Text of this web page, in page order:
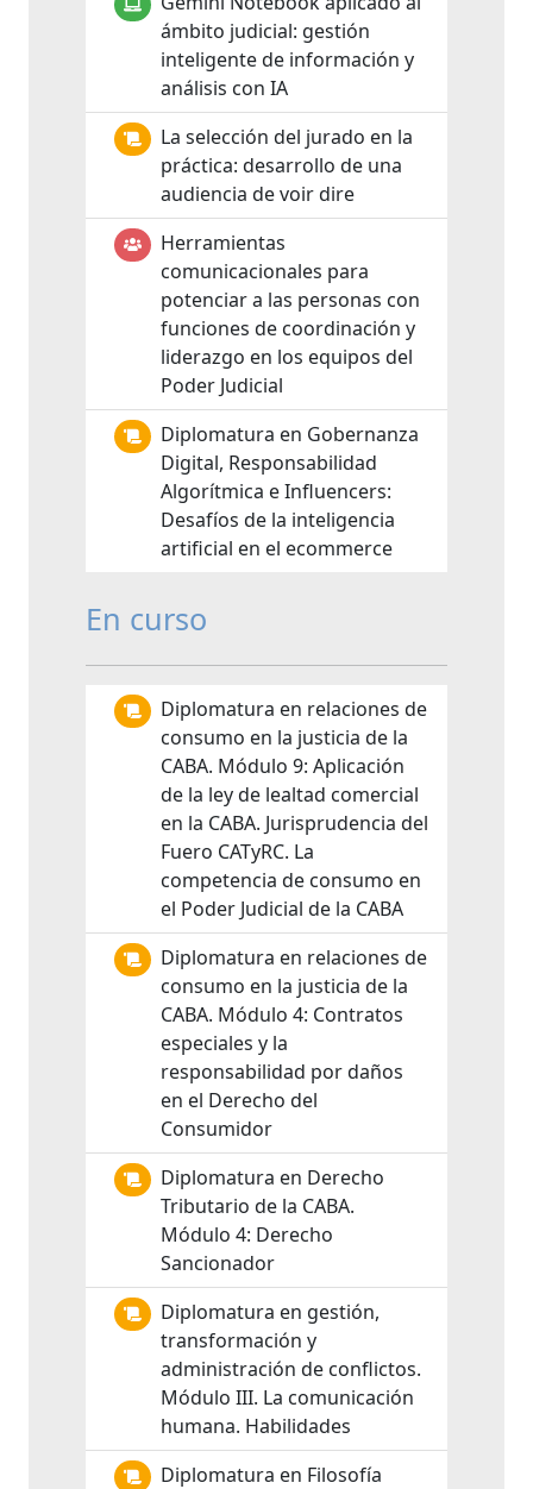
ámbito judicial: gestión
inteligente de información y
análisis con IA
La selección del jurado en la
práctica: desarrollo de una
audiencia de voir dire
Herramientas
comunicacionales para
potenciar a las personas con
funciones de coordinación y
liderazgo en los equipos del
Poder Judicial
Diplomatura en Gobernanza
Digital, Responsabilidad
Algorítmica e Influencers:
Desafíos de la inteligencia
artificial en el ecommerce
En curso
Diplomatura en relaciones de
consumo en la justicia de la
CABA. Módulo 9: Aplicación
de la ley de lealtad comercial
en la CABA. Jurisprudencia del
Fuero CATyRC. La
competencia de consumo en
el Poder Judicial de la CABA
Diplomatura en relaciones de
consumo en la justicia de la
CABA. Módulo 4: Contratos
especiales y la
responsabilidad por daños
en el Derecho del
Consumidor
Diplomatura en Derecho
Tributario de la CABA.
Módulo 4: Derecho
Sancionador
Diplomatura en gestión,
transformación y
administración de conflictos.
Módulo III. La comunicación
humana. Habilidades
Diplomatura en Filosofía